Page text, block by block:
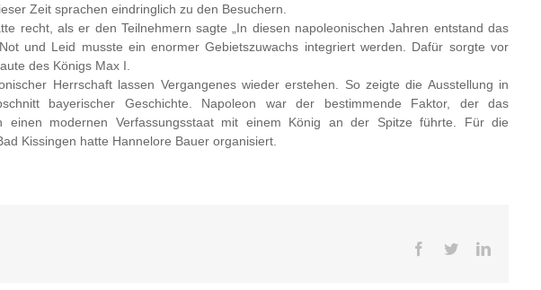
Zeit sprachen eindringlich zu den Besuchern.
recht, als er den Teilnehmern sagte „In diesen napoleonischen Jahren entstand das
und Leid musste ein enormer Gebietszuwachs integriert werden. Dafür sorgte vor
des Königs Max I.
Herrschaft lassen Vergangenes wieder erstehen. So zeigte die Ausstellung in
bayerischer Geschichte. Napoleon war der bestimmende Faktor, der das
einen modernen Verfassungsstaat mit einem König an der Spitze führte. Für die
Kissingen hatte Hannelore Bauer organisiert.
Facebook
TwitterLinkedIn